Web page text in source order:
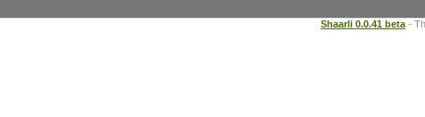
Shaarli 0.0.41 beta -